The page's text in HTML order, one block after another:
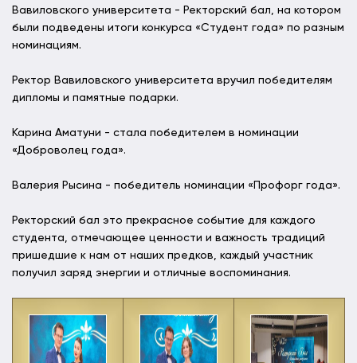
Вавиловского университета - Ректорский бал, на котором
были подведены итоги конкурса «Студент года» по разным
номинациям.
Ректор Вавиловского университета вручил победителям
дипломы и памятные подарки.
Карина Аматуни - стала победителем в номинации
«Доброволец года».
Валерия Рысина - победитель номинации «Профорг года».
Ректорский бал это прекрасное событие для каждого
студента, отмечающее ценности и важность традиций
пришедшие к нам от наших предков, каждый участник
получил заряд энергии и отличные воспоминания.